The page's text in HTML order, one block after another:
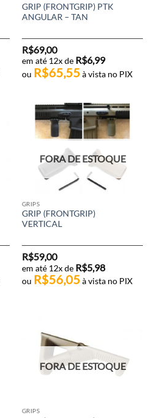
GRIP (FRONTGRIP) PTK
ANGULAR – TAN
R$69,00
em até 12x de R$6,99
ou R$65,55 à vista no PIX
FORA DE ESTOQUE
GRIPS
GRIP (FRONTGRIP)
VERTICAL
R$59,00
em até 12x de R$5,98
ou R$56,05 à vista no PIX
FORA DE ESTOQUE
GRIPS